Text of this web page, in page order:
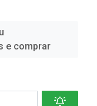
e comprar